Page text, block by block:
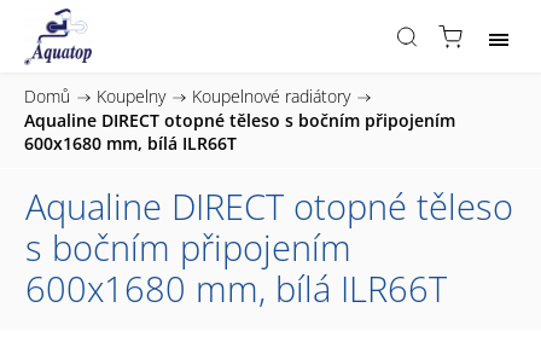
Domů / Koupelny / Koupelnové radiátory /
Aqualine DIRECT otopné těleso s bočním připojením
600x1680 mm, bílá ILR66T
Aqualine DIRECT otopné těleso
s bočním připojením
600x1680 mm, bílá ILR66T